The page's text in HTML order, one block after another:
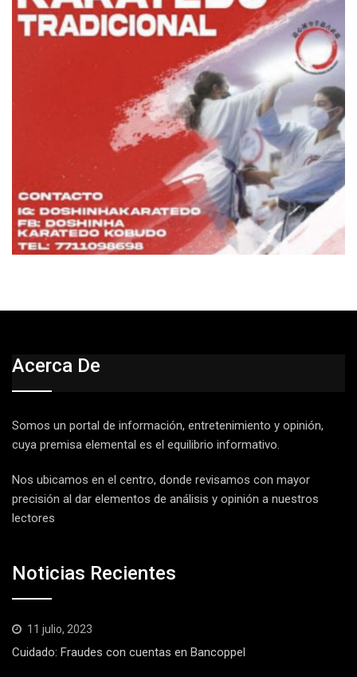
Acerca De
Somos un portal de información, entretenimiento y opinión,
cuya premisa elemental es el equilibrio informativo.
Nos ubicamos en el centro, donde revisamos con mayor
precisión al dar elementos de análisis y opinión a nuestros
lectores
Noticias Recientes
11 julio, 2023
Cuidado: Fraudes con cuentas en Bancoppel